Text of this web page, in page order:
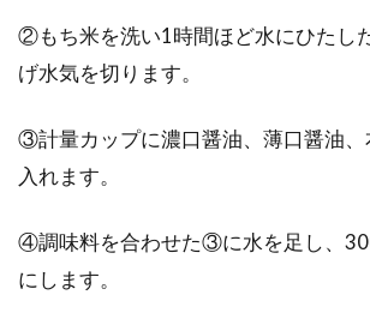
ています。...
スーパーで買う野
野菜は、毎日の食事に欠
②もち米を洗い1時間ほど水にひたし
げ水気を切ります。
③計量カップに濃口醤油、薄口醤油、
入れます。
④調味料を合わせた③に水を足し、
にします。